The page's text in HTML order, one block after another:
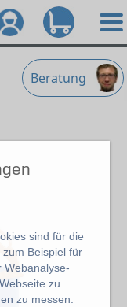
sind für die
Beispiel für
Webanalyse-
zu
zu messen.
Beratung